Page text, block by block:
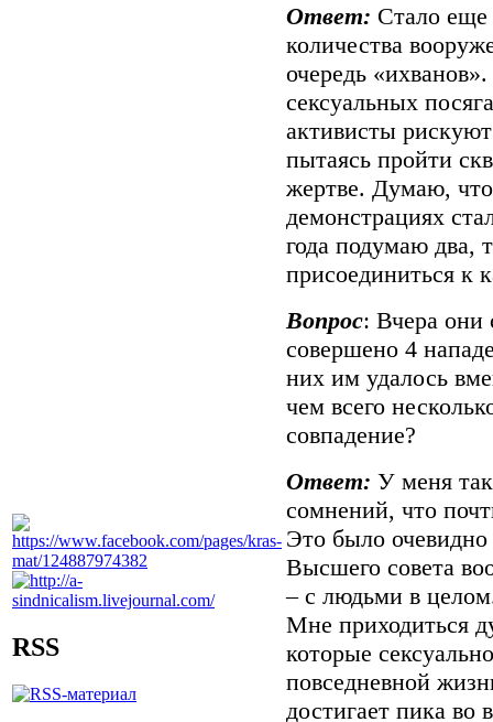
RSS
Ответ: Стало еще
количества
очередь
сексуальных
активисты
пытаясь пройти
жертве. Думаю,
демонстрациях
года подумаю два,
присоединиться к
Вопрос: Вчера они
совершено 4
них им удалось
чем всего
совпадение?
Ответ: У меня
сомнений, что
Это было
Высшего совета
– с людьми в
Мне приходиться
которые
повседневной
достигает пика во